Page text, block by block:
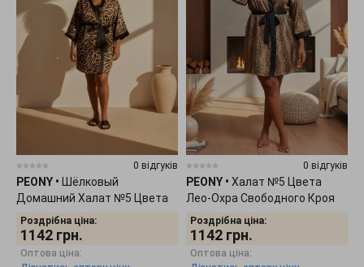
0 відгуків
PEONY •
Шёлковый
Домашний Халат №5 Цвета
Охра 2201261
Роздрібна ціна:
1142 грн.
Оптова ціна:
0 відгуків
PEONY • Халат №5 Цвета
Лео-Охра Свободного Кроя
2201264
Роздрібна ціна:
1142 грн.
Оптова ціна: